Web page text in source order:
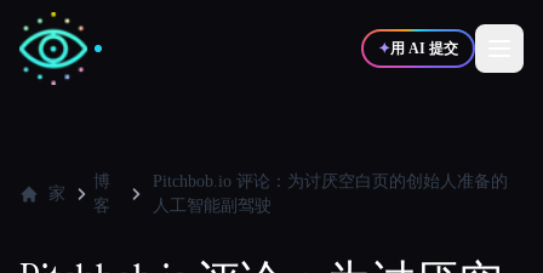
✦用 AI 提交
写作者 🎨设计师
💻 开发者 营销
家
博
客
Pitchbob.io 评论：为讨厌空白页的创始人准备的
人工智能副驾驶